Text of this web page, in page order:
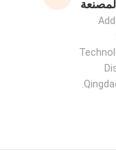
Qingdao City, Shandong Province.